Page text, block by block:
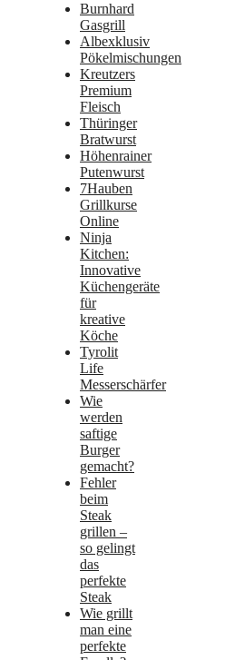
Burnhard
Gasgrill
Albexklusiv
Pökelmischungen
Kreutzers
Premium
Fleisch
Thüringer
Bratwurst
Höhenrainer
Putenwurst
7Hauben
Grillkurse
Online
Ninja
Kitchen:
Innovative
Küchengeräte
für
kreative
Köche
Tyrolit
Life
Messerschärfer
Wie
werden
saftige
Burger
gemacht?
Fehler
beim
Steak
grillen –
so gelingt
das
perfekte
Steak
Wie grillt
man eine
perfekte